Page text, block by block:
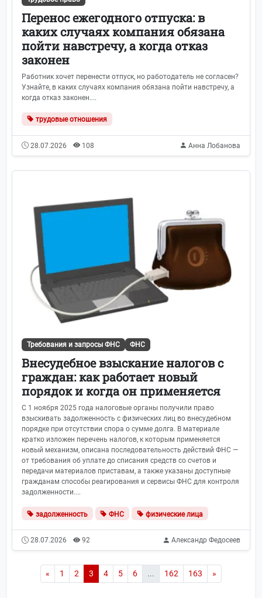
Перенос ежегодного отпуска: в
каких случаях компания обязана
пойти навстречу, а когда отказ
законен
Работник хочет перенести отпуск, но работодатель не согласен?
Узнайте, в каких случаях компания обязана пойти навстречу, а
когда отказ законен....
трудовые отношения
28.07.2026 108 Анна Лобанова
Требования и запросы ФНС ФНС
Внесудебное взыскание налогов с
граждан: как работает новый
порядок и когда он применяется
С 1 ноября 2025 года налоговые органы получили право
взыскивать задолженность с физических лиц во внесудебном
порядке при отсутствии спора о сумме долга. В материале
кратко изложен перечень налогов, к которым применяется
новый механизм, описана последовательность действий ФНС —
от требования об уплате до списания средств со счетов и
передачи материалов приставам, а также указаны доступные
гражданам способы реагирования и сервисы ФНС для контроля
задолженности....
задолженность ФНС физические лица
28.07.2026 92 Александр Федосеев
« 1 2 3 4 5 6 ... 162 163 »